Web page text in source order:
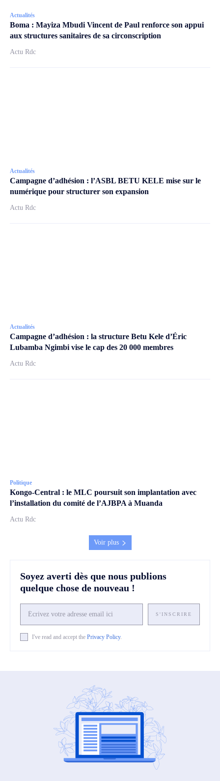
Actualités
Boma : Mayiza Mbudi Vincent de Paul renforce son appui
aux structures sanitaires de sa circonscription
Actu Rdc
Actualités
Campagne d’adhésion : l’ASBL BETU KELE mise sur le
numérique pour structurer son expansion
Actu Rdc
Actualités
Campagne d’adhésion : la structure Betu Kele d’Éric
Lubamba Ngimbi vise le cap des 20 000 membres
Actu Rdc
Politique
Kongo-Central : le MLC poursuit son implantation avec
l’installation du comité de l’AJBPA à Muanda
Actu Rdc
Voir plus
Soyez averti dès que nous publions
quelque chose de nouveau !
S'INSCRIRE
I've read and accept the Privacy Policy.